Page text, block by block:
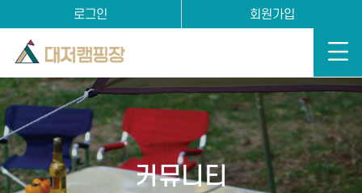
로그인 회원가입
커뮤니티